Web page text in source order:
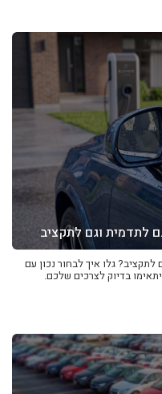
לתדמית וגם לתקציב
גלו איך לבחור נכון עם
בדיוק לצרכים שלכם.